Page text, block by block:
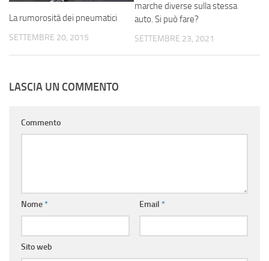
La rumorosità dei pneumatici
SETTEMBRE 20, 2015
marche diverse sulla stessa
auto. Si può fare?
SETTEMBRE 23, 2021
LASCIA UN COMMENTO
Commento
Nome* Email *
Sito web